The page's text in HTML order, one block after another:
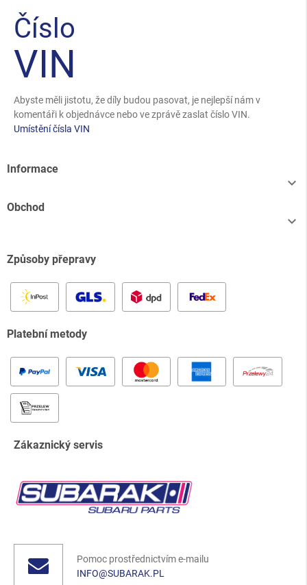
Číslo
VIN
Abyste měli jistotu, že díly budou pasovat, je nejlepší nám v
komentáři k objednávce nebo ve zprávě zaslat číslo VIN.
Umístění čísla VIN
Informace

Obchod

Způsoby přepravy
Platební metody
Zákaznický servis
Pomoc prostřednictvím e-mailu
INFO@SUBARAK.PL